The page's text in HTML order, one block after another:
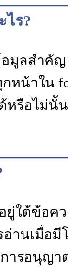
ร?
มูลสำคั
หน้าใน
รือไม่นั้
ยู่ใต้ข้อค
นเมื่อมี
การอนุ